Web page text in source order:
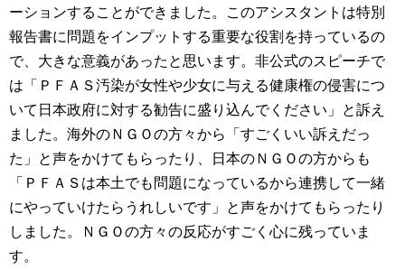
ーションすることができました。このアシスタントは特別
報告書に問題をインプットする重要な役割を持っているの
で、大きな意義があったと思います。非公式のスピーチで
は「ＰＦＡＳ汚染が女性や少女に与える健康権の侵害につ
いて日本政府に対する勧告に盛り込んでください」と訴え
ました。海外のＮＧＯの方々から「すごくいい訴えだっ
た」と声をかけてもらったり、日本のＮＧＯの方からも
「ＰＦＡＳは本土でも問題になっているから連携して一緒
にやっていけたらうれしいです」と声をかけてもらったり
しました。ＮＧＯの方々の反応がすごく心に残っていま
す。